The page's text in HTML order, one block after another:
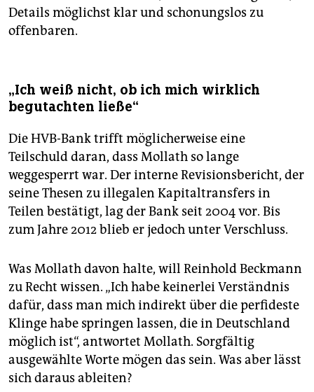
Details möglichst klar und schonungslos zu
offenbaren.
„Ich weiß nicht, ob ich mich wirklich
begutachten ließe“
Die HVB-Bank trifft möglicherweise eine
Teilschuld daran, dass Mollath so lange
weggesperrt war. Der interne Revisionsbericht, der
seine Thesen zu illegalen Kapitaltransfers in
Teilen bestätigt, lag der Bank seit 2004 vor. Bis
zum Jahre 2012 blieb er jedoch unter Verschluss.
Was Mollath davon halte, will Reinhold Beckmann
zu Recht wissen. „Ich habe keinerlei Verständnis
dafür, dass man mich indirekt über die perfideste
Klinge habe springen lassen, die in Deutschland
möglich ist“, antwortet Mollath. Sorgfältig
ausgewählte Worte mögen das sein. Was aber lässt
sich daraus ableiten?